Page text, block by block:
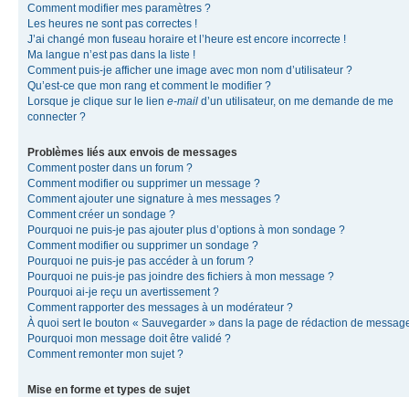
Comment modifier mes paramètres ?
Les heures ne sont pas correctes !
J’ai changé mon fuseau horaire et l’heure est encore incorrecte !
Ma langue n’est pas dans la liste !
Comment puis-je afficher une image avec mon nom d’utilisateur ?
Qu’est-ce que mon rang et comment le modifier ?
Lorsque je clique sur le lien e-mail d’un utilisateur, on me demande de me
connecter ?
Problèmes liés aux envois de messages
Comment poster dans un forum ?
Comment modifier ou supprimer un message ?
Comment ajouter une signature à mes messages ?
Comment créer un sondage ?
Pourquoi ne puis-je pas ajouter plus d’options à mon sondage ?
Comment modifier ou supprimer un sondage ?
Pourquoi ne puis-je pas accéder à un forum ?
Pourquoi ne puis-je pas joindre des fichiers à mon message ?
Pourquoi ai-je reçu un avertissement ?
Comment rapporter des messages à un modérateur ?
À quoi sert le bouton « Sauvegarder » dans la page de rédaction de
Pourquoi mon message doit être validé ?
Comment remonter mon sujet ?
Mise en forme et types de sujet